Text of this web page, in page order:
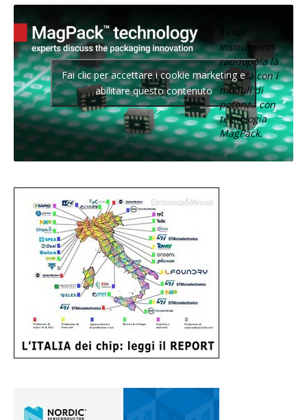
Texas
Instruments
raddoppia la
densità con i
moduli di
potenza con
tecnologia
MagPack.
Fai clic per accettare i cookie marketing e
abilitare questo contenuto